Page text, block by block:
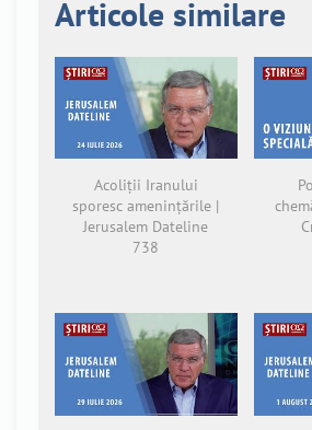
Articole similare
Acoliții Iranului
sporesc amenințările |
Jerusalem Dateline
738